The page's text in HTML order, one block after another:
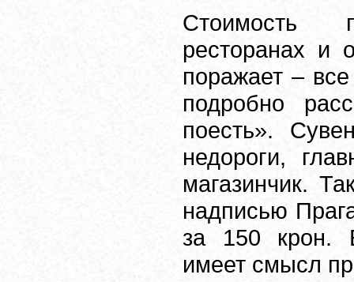
Стоимость
ресторанах и
поражает –
подробно
поесть».
недороги,
магазинчик.
надписью
за 150 крон.
имеет смысл